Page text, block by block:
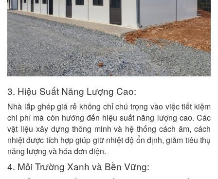
3. Hiệu Suất Năng Lượng Cao:
Nhà lắp ghép giá rẻ không chỉ chú trọng vào việc tiết kiệm
chi phí mà còn hướng đến hiệu suất năng lượng cao. Các
vật liệu xây dựng thông minh và hệ thống cách âm, cách
nhiệt được tích hợp giúp giữ nhiệt độ ổn định, giảm tiêu thụ
năng lượng và hóa đơn điện.
4. Môi Trường Xanh và Bền Vững: